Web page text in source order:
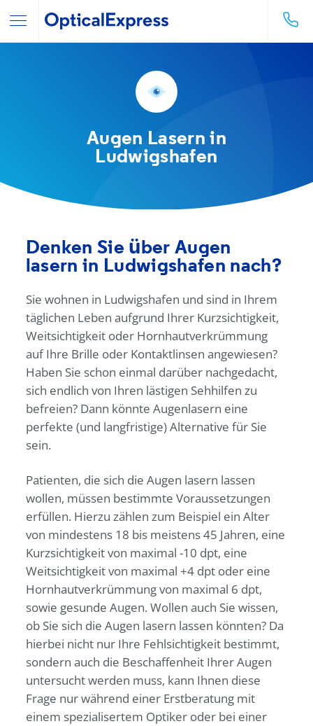
Augen Lasern in
Ludwigshafen
Denken Sie über Augen
lasern in Ludwigshafen nach?
Sie wohnen in Ludwigshafen und sind in Ihrem
täglichen Leben aufgrund Ihrer Kurzsichtigkeit,
Weitsichtigkeit oder Hornhautverkrümmung
auf Ihre Brille oder Kontaktlinsen angewiesen?
Haben Sie schon einmal darüber nachgedacht,
sich endlich von Ihren lästigen Sehhilfen zu
befreien? Dann könnte Augenlasern eine
perfekte (und langfristige) Alternative für Sie
sein.
Patienten, die sich die Augen lasern lassen
wollen, müssen bestimmte Voraussetzungen
erfüllen. Hierzu zählen zum Beispiel ein Alter
von mindestens 18 bis meistens 45 Jahren, eine
Kurzsichtigkeit von maximal -10 dpt, eine
Weitsichtigkeit von maximal +4 dpt oder eine
Hornhautverkrümmung von maximal 6 dpt,
sowie gesunde Augen. Wollen auch Sie wissen,
ob Sie sich die Augen lasern lassen könnten? Da
hierbei nicht nur Ihre Fehlsichtigkeit bestimmt,
sondern auch die Beschaffenheit Ihrer Augen
untersucht werden muss, kann Ihnen diese
Frage nur während einer Erstberatung mit
einem spezialisertem Optiker oder bei einer